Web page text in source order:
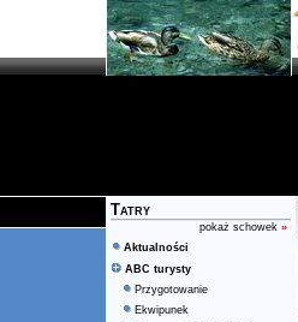
Tatry
pokaż schowek »
Aktualności
ABC turysty
Przygotowanie
Ekwipunek